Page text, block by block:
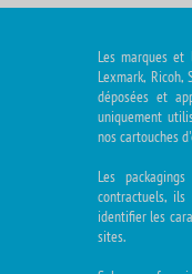
Les marques et
Lexmark, Ricoh,
déposées et
uniquement
nos cartouches
Les
contractuels,
identifier les
sites.